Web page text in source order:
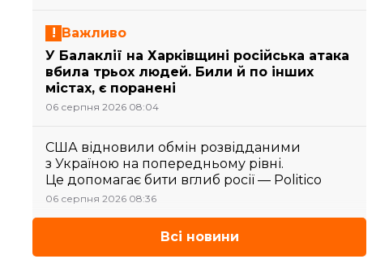
Важливо
У Балаклії на Харківщині російська атака
вбила трьох людей. Били й по інших
містах, є поранені
06 серпня 2026 08:04
США відновили обмін розвідданими
з Україною на попередньому рівні.
Це допомагає бити вглиб росії — Politico
06 серпня 2026 08:36
Всі новини